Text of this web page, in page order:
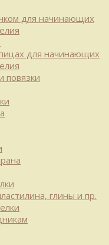
для начинающих
для начинающих
повязки
глины и пр.